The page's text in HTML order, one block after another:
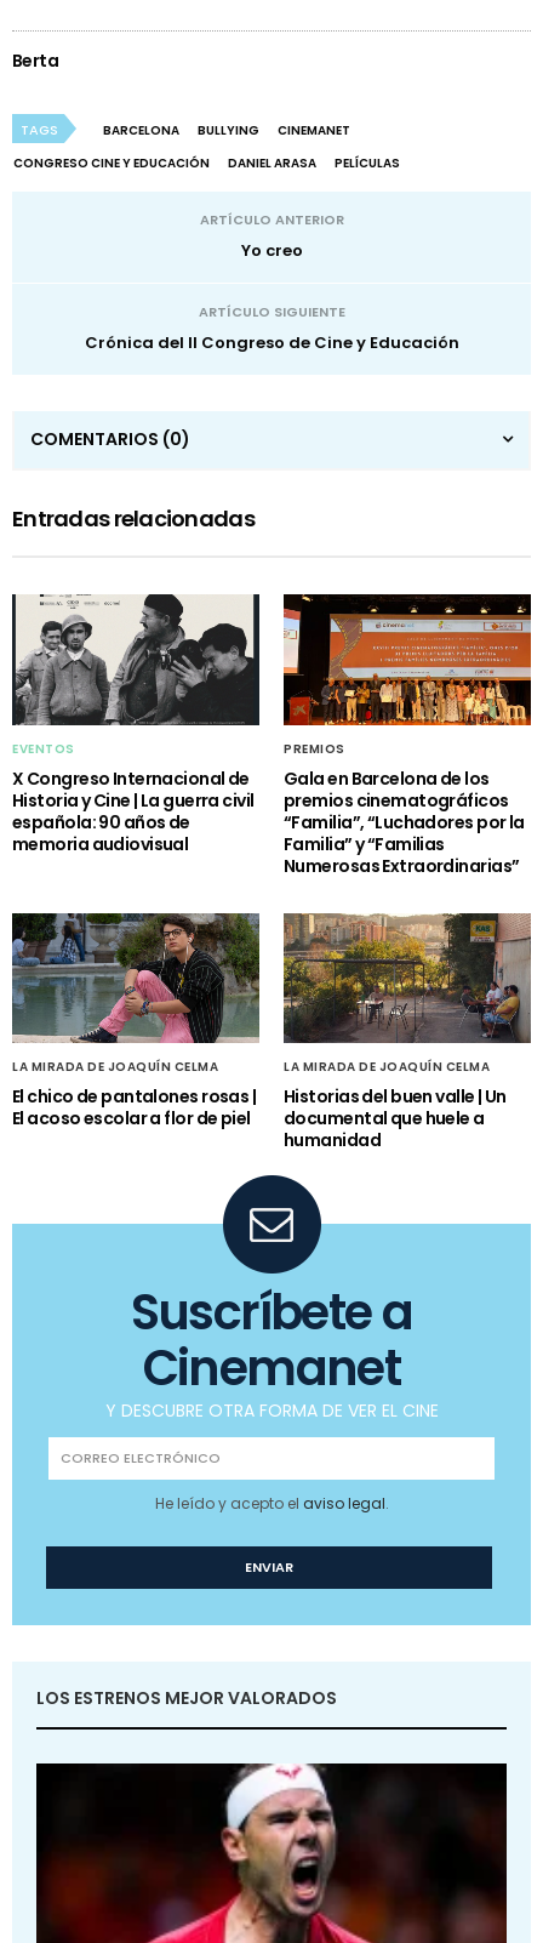
Berta
TAGS BARCELONA BULLYING
CINEMANET
CONGRESO CINE Y EDUCACIÓN
DANIEL ARASA PELÍCULAS
ARTÍCULO ANTERIOR
Yo creo
ARTÍCULO SIGUIENTE
Crónica del II Congreso de Cine y Educación
COMENTARIOS (0)
Entradas relacionadas
EVENTOS
X Congreso Internacional de
Historia y Cine | La guerra civil
española: 90 años de
memoria audiovisual
PREMIOS
Gala en Barcelona de los
premios cinematográficos
“Familia”, “Luchadores por la
Familia” y “Familias
Numerosas Extraordinarias”
LA MIRADA DE JOAQUÍN CELMA
El chico de pantalones rosas |
El acoso escolar a flor de piel
LA MIRADA DE JOAQUÍN CELMA
Historias del buen valle | Un
documental que huele a
humanidad
Suscríbete a
Cinemanet
Y DESCUBRE OTRA FORMA DE VER EL CINE
He leído y acepto el aviso legal.
LOS ESTRENOS MEJOR VALORADOS